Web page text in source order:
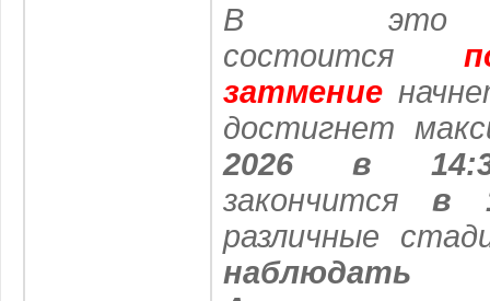
В это
состоится
затмение
достигнет
2026 в
закончится в
различные